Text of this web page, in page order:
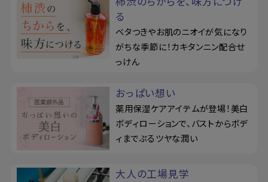
る
ベタつきやお肌のニオイが気になり
がちな季節に！カキタンニン配合せ
っけん
おっぱい想い
薬用保湿ケアアイテムが登場！美白
ボディローションで、バストからボデ
ィまでぷるツヤな潤い
大人の工場見学